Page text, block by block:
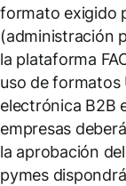
formato exigido
(administración
la plataforma
uso de formatos
electrónica B2B
empresas
la aprobación
pymes